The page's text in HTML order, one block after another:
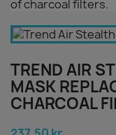
TREND AIR
MASK
CHARCOAL